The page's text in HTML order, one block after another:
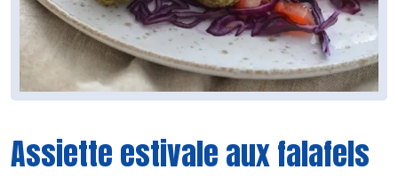
Assiette estivale aux falafels